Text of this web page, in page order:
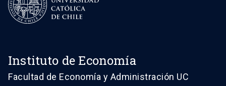
Instituto de Economía
Facultad de Economía y Administración UC